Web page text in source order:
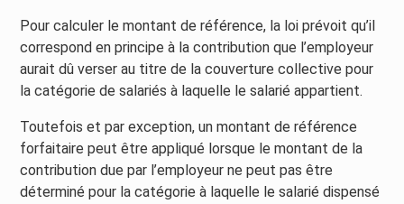
Pour calculer le montant de référence, la loi prévoit qu’il
correspond en principe à la contribution que l’employeur
aurait dû verser au titre de la couverture collective pour
la catégorie de salariés à laquelle le salarié appartient.
Toutefois et par exception, un montant de référence
forfaitaire peut être appliqué lorsque le montant de la
contribution due par l’employeur ne peut pas être
déterminé pour la catégorie à laquelle le salarié dispensé